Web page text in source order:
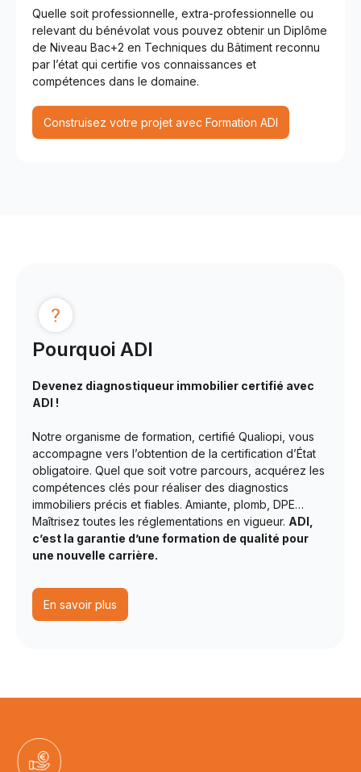
Quelle soit professionnelle, extra-professionnelle ou
relevant du bénévolat vous pouvez obtenir un Diplôme
de Niveau Bac+2 en Techniques du Bâtiment reconnu
par l’état qui certifie vos connaissances et
compétences dans le domaine.
Construisez votre projet avec Formation ADI
Pourquoi ADI
Devenez diagnostiqueur immobilier certifié avec
ADI !
Notre organisme de formation, certifié Qualiopi, vous
accompagne vers l’obtention de la certification d’État
obligatoire. Quel que soit votre parcours, acquérez les
compétences clés pour réaliser des diagnostics
immobiliers précis et fiables. Amiante, plomb, DPE…
Maîtrisez toutes les réglementations en vigueur. ADI,
c’est la garantie d’une formation de qualité pour
une nouvelle carrière.
En savoir plus